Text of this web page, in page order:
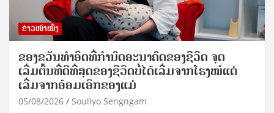
ຂ່າວໜ້າໜຶ່ງ
ຂອງຂວັນທໍາອິດທີ່ກໍານົດອະນາຄົດຂອງຊີວິດ ຈຸດ
ເລີ່ມຕົ້ນທີ່ດີທີ່ສຸດຂອງຊີວິດບໍ່ໄດ້ເລີ່ມຈາກໂຮງໝໍແຕ່
ເລີ່ມຈາກອ້ອມເອິກຂອງແມ່
05/08/2026 Souliyo Sengngam